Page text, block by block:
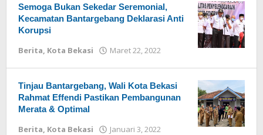
Semoga Bukan Sekedar Seremonial,
Kecamatan Bantargebang Deklarasi Anti
Korupsi
Berita, Kota Bekasi Maret 22, 2022
Tinjau Bantargebang, Wali Kota Bekasi
Rahmat Effendi Pastikan Pembangunan
Merata & Optimal
Berita, Kota Bekasi Januari 3, 2022